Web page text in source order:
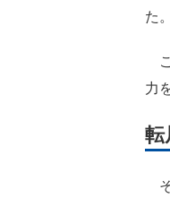
た
力
転